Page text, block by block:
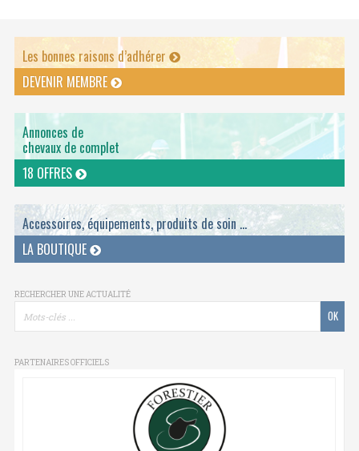
Les bonnes raisons d’adhérer
DEVENIR MEMBRE
Annonces de
chevaux de complet
18 OFFRES
Accessoires, équipements, produits de soin ...
LA BOUTIQUE
RECHERCHER UNE ACTUALITÉ
PARTENAIRES OFFICIELS